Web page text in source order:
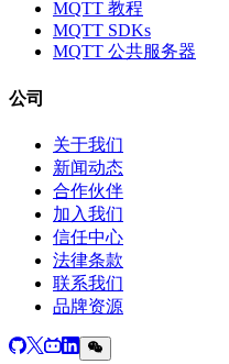
MQTT 教程
MQTT SDKs
MQTT 公共服务器
公司
关于我们
新闻动态
合作伙伴
加入我们
信任中心
法律条款
联系我们
品牌资源